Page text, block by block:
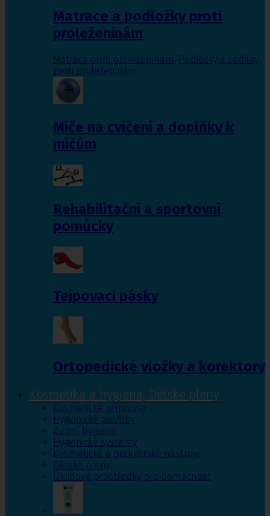
Matrace a podložky proti
proleženinám
Matrace proti proleženinám, Podložky a sedáky
proti proleženinám
Míče na cvičení a doplňky k
míčům
Rehabilitační a sportovní
pomůcky
Tejpovací pásky
Ortopedické vložky a korektory
Kosmetika a hygiena, Dětské pleny
Kosmetické přípravky
Hygienické potřeby
Zubní hygiena
Hygienické systémy
Kosmetické a pedikérské nástroje
Dětské pleny
Úklidové prostředky pro domácnost